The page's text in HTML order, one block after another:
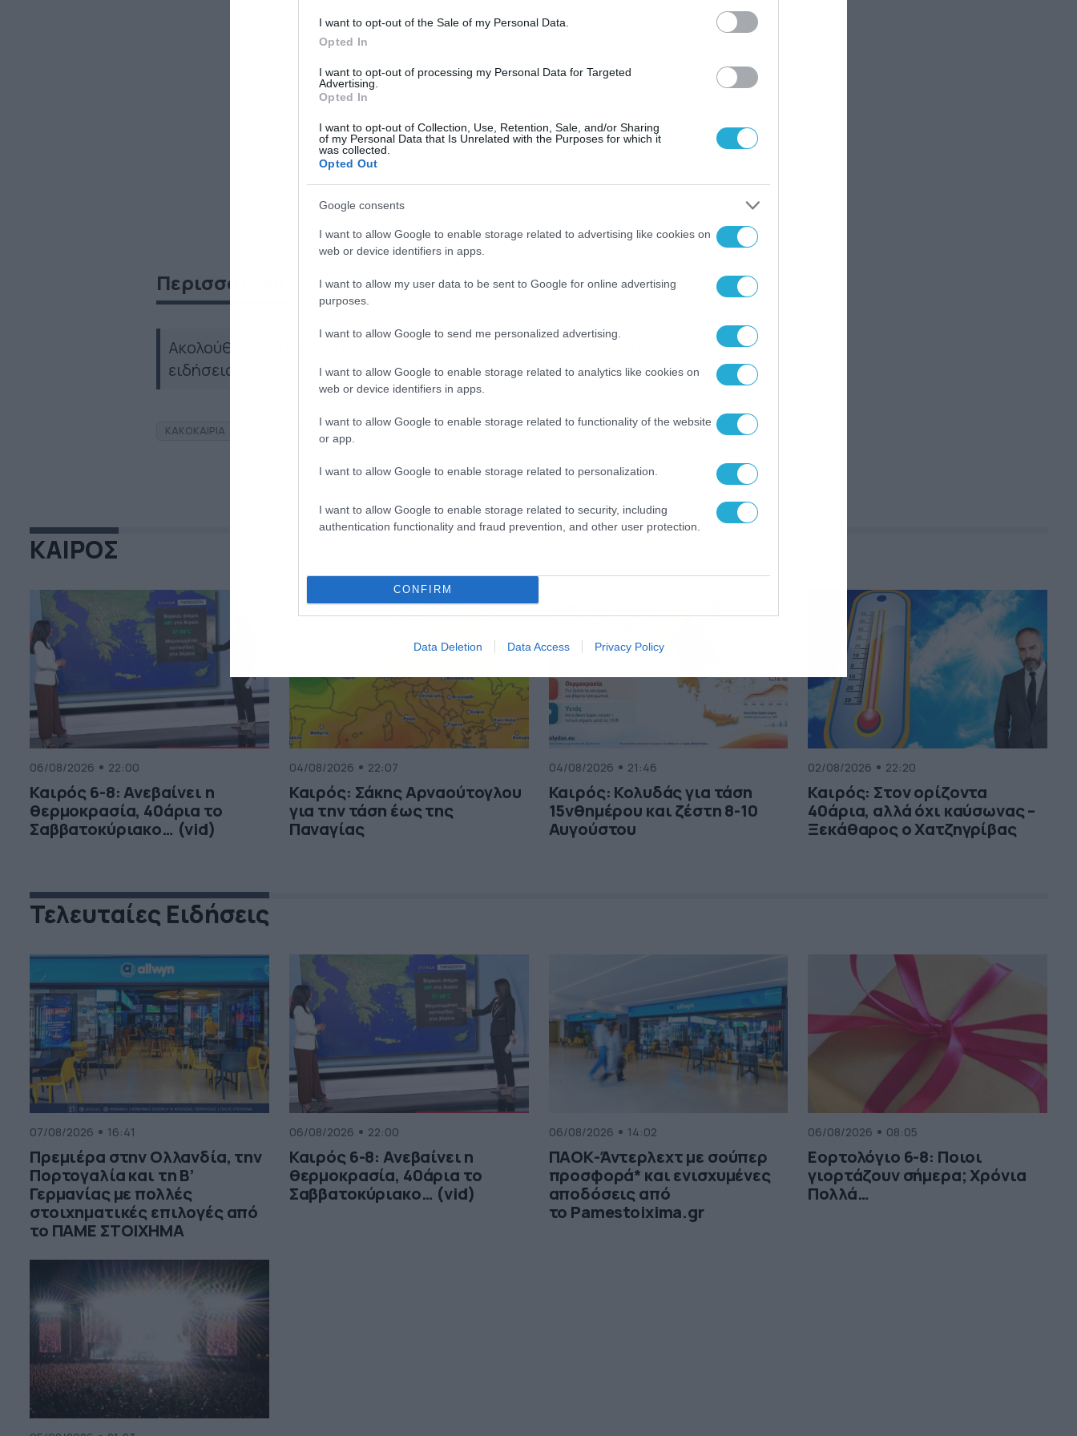
I want to opt-out of the Sale of my Personal Data.
Opted In
I want to opt-out of processing my Personal Data for Targeted
Advertising.
Opted In
I want to opt-out of Collection, Use, Retention, Sale, and/or Sharing
of my Personal Data that Is Unrelated with the Purposes for which it
was collected.
Opted Out
Google consents
I want to allow Google to enable storage related to advertising like cookies on
web or device identifiers in apps.
I want to allow my user data to be sent to Google for online advertising
purposes.
I want to allow Google to send me personalized advertising.
I want to allow Google to enable storage related to analytics like cookies on
web or device identifiers in apps.
I want to allow Google to enable storage related to functionality of the website
or app.
I want to allow Google to enable storage related to personalization.
I want to allow Google to enable storage related to security, including
authentication functionality and fraud prevention, and other user protection.
CONFIRM
Data Deletion Data Access Privacy Policy
Περισσότερα
Ακολούθησε το dokari.gr στο
ειδήσεις
ΚΑΚΟΚΑΙΡΙΑ
ΚΑΙΡΟΣ
06/08/2026 22:00
Καιρός 6-8: Ανεβαίνει η
θερμοκρασία, 40άρια το
Σαββατοκύριακο… (vid)
04/08/2026 22:07
Καιρός: Σάκης Αρναούτογλου
για την τάση έως της
Παναγίας
04/08/2026 21:46
Καιρός: Κολυδάς για τάση
15νθημέρου και ζέστη 8-10
Αυγούστου
02/08/2026 22:20
Καιρός: Στον ορίζοντα
40άρια, αλλά όχι καύσωνας –
Ξεκάθαρος ο Χατζηγρίβας
Τελευταίες Ειδήσεις
07/08/2026 16:41
Πρεμιέρα στην Ολλανδία, την
Πορτογαλία και τη Β’
Γερμανίας με πολλές
στοιχηματικές επιλογές από
το ΠΑΜΕ ΣΤΟΙΧΗΜΑ
06/08/2026 22:00
Καιρός 6-8: Ανεβαίνει η
θερμοκρασία, 40άρια το
Σαββατοκύριακο… (vid)
06/08/2026 14:02
ΠΑΟΚ-Άντερλεχτ με σούπερ
προσφορά* και ενισχυμένες
αποδόσεις από
το Pamestoixima.gr
06/08/2026 08:05
Εορτολόγιο 6-8: Ποιοι
γιορτάζουν σήμερα; Χρόνια
Πολλά…